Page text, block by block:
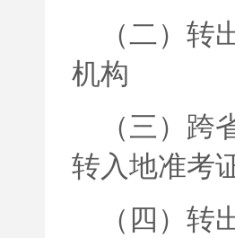
（二）
机构
（三）
转入地准考
（四）转